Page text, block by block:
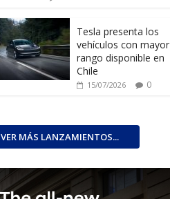
Tesla presenta los
vehículos con mayor
rango disponible en
Chile
15/07/2026 0
VER MÁS LANZAMIENTOS...